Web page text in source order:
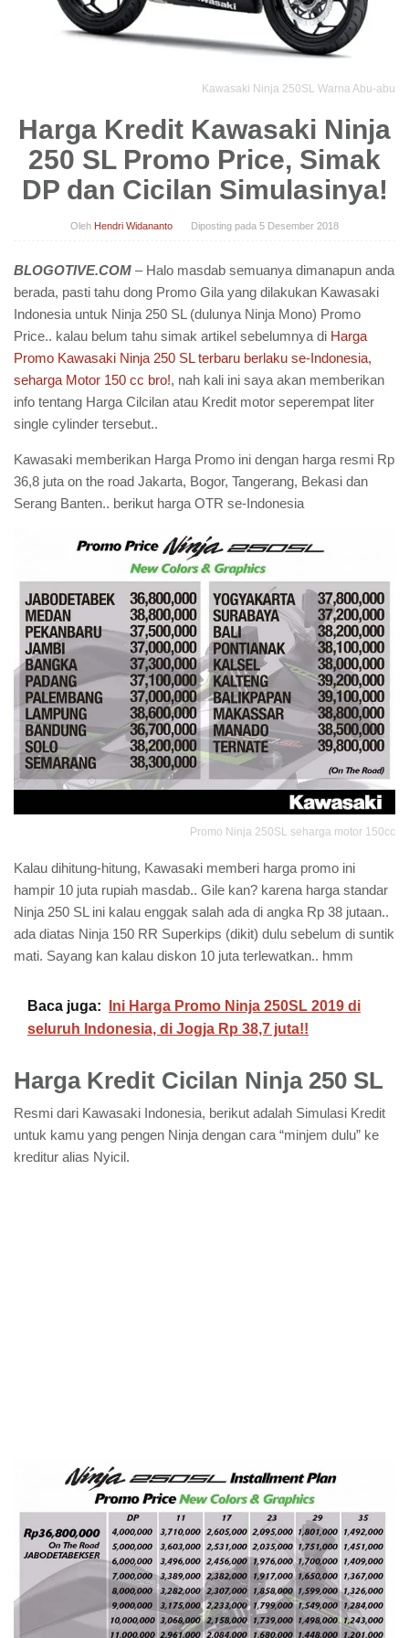
Kawasaki Ninja 250SL Warna Abu-abu
Harga Kredit Kawasaki Ninja
250 SL Promo Price, Simak
DP dan Cicilan Simulasinya!
Oleh Hendri Widananto Diposting pada 5 Desember 2018
BLOGOTIVE.COM – Halo masdab semuanya dimanapun anda
berada, pasti tahu dong Promo Gila yang dilakukan Kawasaki
Indonesia untuk Ninja 250 SL (dulunya Ninja Mono) Promo
Price.. kalau belum tahu simak artikel sebelumnya di Harga
Promo Kawasaki Ninja 250 SL terbaru berlaku se-Indonesia,
seharga Motor 150 cc bro!, nah kali ini saya akan memberikan
info tentang Harga Cilcilan atau Kredit motor seperempat liter
single cylinder tersebut..
Kawasaki memberikan Harga Promo ini dengan harga resmi Rp
36,8 juta on the road Jakarta, Bogor, Tangerang, Bekasi dan
Serang Banten.. berikut harga OTR se-Indonesia
Promo Ninja 250SL seharga motor 150cc
Kalau dihitung-hitung, Kawasaki memberi harga promo ini
hampir 10 juta rupiah masdab.. Gile kan? karena harga standar
Ninja 250 SL ini kalau enggak salah ada di angka Rp 38 jutaan..
ada diatas Ninja 150 RR Superkips (dikit) dulu sebelum di suntik
mati. Sayang kan kalau diskon 10 juta terlewatkan.. hmm
Baca juga:
Ini Harga Promo Ninja 250SL 2019 di
seluruh Indonesia, di Jogja Rp 38,7 juta!!
Harga Kredit Cicilan Ninja 250 SL
Resmi dari Kawasaki Indonesia, berikut adalah Simulasi Kredit
untuk kamu yang pengen Ninja dengan cara “minjem dulu” ke
kreditur alias Nyicil.